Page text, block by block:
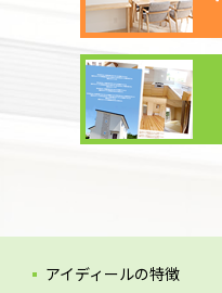
アイディールの特徴